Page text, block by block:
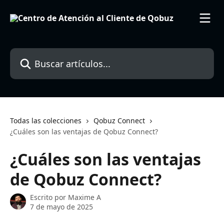
Buscar artículos...
Todas las colecciones
Qobuz Connect
¿Cuáles son las ventajas de Qobuz Connect?
¿Cuáles son las ventajas
de Qobuz Connect?
Escrito por Maxime A
7 de mayo de 2025